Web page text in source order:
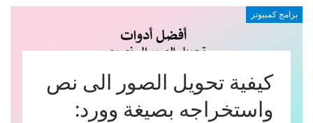
برامج كمبيوتر
كيفية تحويل الصور الى نص
واستخراجه بصيغة وورد: